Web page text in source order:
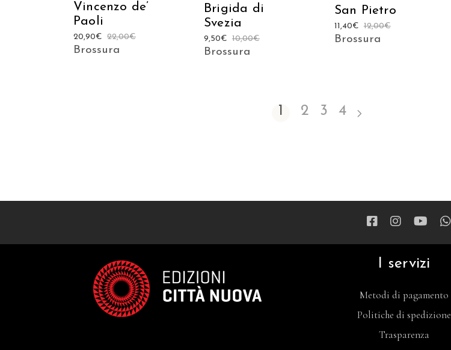
Vincenzo de’
Paoli
22,00€
20,90€
Brossura
Brigida di
Svezia
10,00€
9,50€
Brossura
San Pietro
12,00€
11,40€
Brossura
1 2 3 4
I servizi
Metodi di pagamento
Politiche di spedizione
Trasparenza